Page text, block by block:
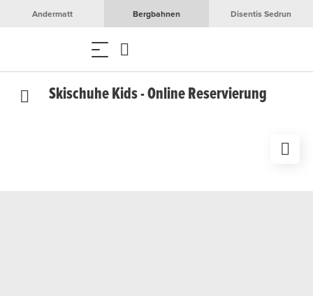
Andermatt Bergbahnen Disentis Sedrun
Skischuhe Kids - Online Reservierung